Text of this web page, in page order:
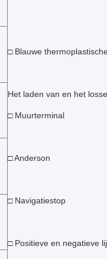
□ Blauwe
Het laden van en het
□ Muurterminal
□ Anderson
□ Navigatiestop
□ Positieve en negatieve